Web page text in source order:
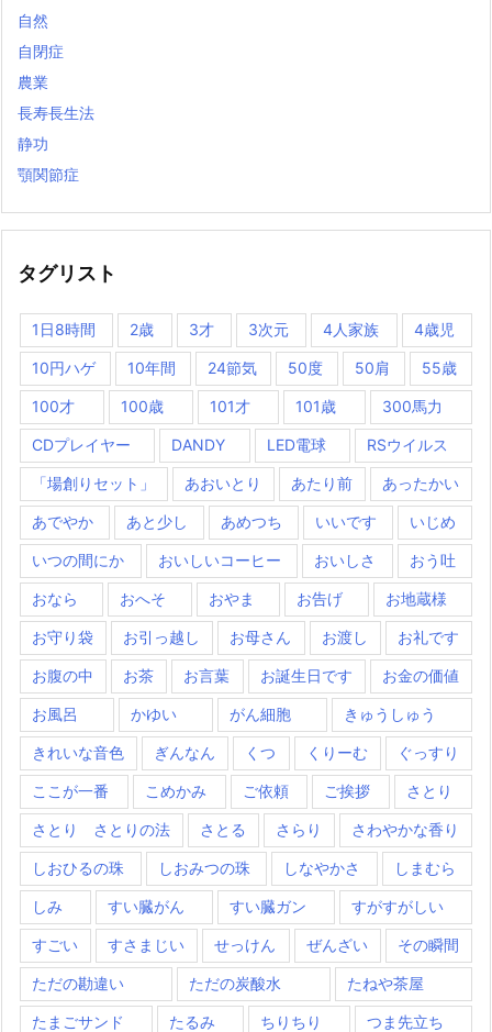
自然
自閉症
農業
長寿長生法
静功
顎関節症
タグリスト
1日8時間 2歳 3才 3次元 4人家族 4歳児
10円ハゲ 10年間 24節気 50度 50肩 55歳
100才 100歳 101才 101歳 300馬力
CDプレイヤー DANDY LED電球 RSウイルス
「場創りセット」 あおいとり あたり前 あったかい
あでやか あと少し あめつち いいです いじめ
いつの間にか おいしいコーヒー おいしさ おう吐
おなら おへそ おやま お告げ お地蔵様
お守り袋 お引っ越し お母さん お渡し お礼です
お腹の中 お茶 お言葉 お誕生日です お金の価値
お風呂 かゆい がん細胞 きゅうしゅう
きれいな音色 ぎんなん くつ くりーむ ぐっすり
ここが一番 こめかみ ご依頼 ご挨拶 さとり
さとり さとりの法 さとる さらり さわやかな香り
しおひるの珠 しおみつの珠 しなやかさ しまむら
しみ すい臓がん すい臓ガン すがすがしい
すごい すさまじい せっけん ぜんざい その瞬間
ただの勘違い ただの炭酸水 たねや茶屋
たまごサンド たるみ ちりちり つま先立ち